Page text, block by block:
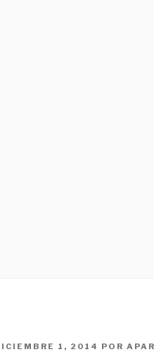
1, 2014 POR